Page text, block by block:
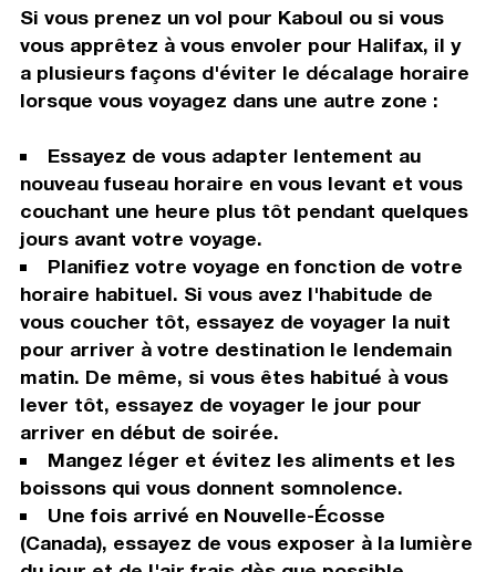
Si vous prenez un vol pour Kaboul ou si vous
vous apprêtez à vous envoler pour Halifax, il y
a plusieurs façons d'éviter le décalage horaire
lorsque vous voyagez dans une autre zone :
Essayez de vous adapter lentement au
nouveau fuseau horaire en vous levant et vous
couchant une heure plus tôt pendant quelques
jours avant votre voyage.
Planifiez votre voyage en fonction de votre
horaire habituel. Si vous avez l'habitude de
vous coucher tôt, essayez de voyager la nuit
pour arriver à votre destination le lendemain
matin. De même, si vous êtes habitué à vous
lever tôt, essayez de voyager le jour pour
arriver en début de soirée.
Mangez léger et évitez les aliments et les
boissons qui vous donnent somnolence.
Une fois arrivé en Nouvelle-Écosse
(Canada), essayez de vous exposer à la lumière